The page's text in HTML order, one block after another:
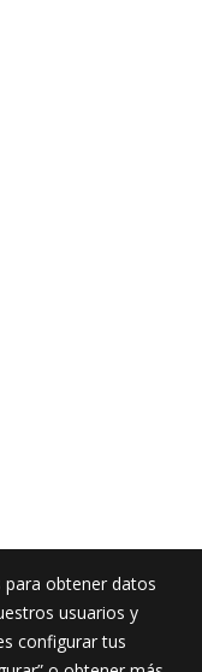
obtener datos
usuarios y
configurar tus